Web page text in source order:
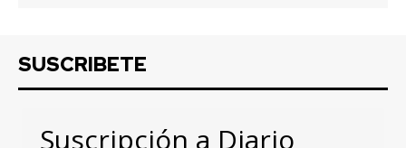
SUSCRIBETE
Suscripción a Diario